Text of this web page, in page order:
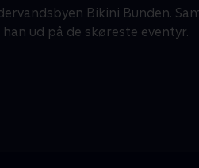
Bikini Bunden.
ud på de skøreste eventyr.